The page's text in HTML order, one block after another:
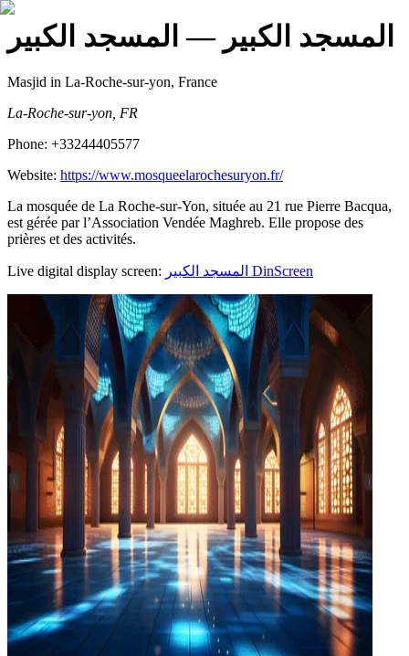
المسجد الكبير — المسجد الكبير
Masjid in La-Roche-sur-yon, France
La-Roche-sur-yon, FR
Phone: +33244405577
Website: https://www.mosqueelarochesuryon.fr/
La mosquée de La Roche-sur-Yon, située au 21 rue Pierre Bacqua,
est gérée par l’Association Vendée Maghreb. Elle propose des
prières et des activités.
Live digital display screen: المسجد الكبير DinScreen